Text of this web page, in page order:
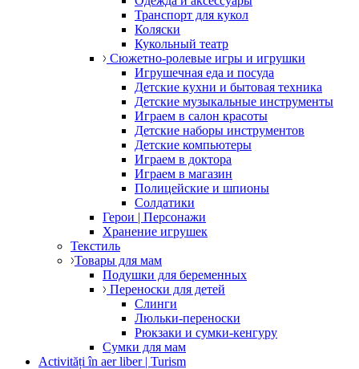
Транспорт для кукол
Коляски
Кукольный театр
Сюжетно-ролевые игры и игрушки
Игрушечная еда и посуда
Детские кухни и бытовая техника
Детские музыкальные инструменты
Играем в салон красоты
Детские наборы инструментов
Детские компьютеры
Играем в доктора
Играем в магазин
Полицейские и шпионы
Солдатики
Герои | Персонажи
Хранение игрушек
Текстиль
Товары для мам
Подушки для беременных
Переноски для детей
Слинги
Люльки-переноски
Рюкзаки и сумки-кенгуру
Сумки для мам
Activități în aer liber | Turism